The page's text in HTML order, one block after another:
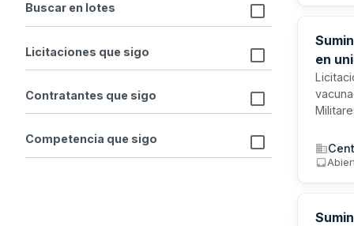
Buscar en lotes
Licitaciones que sigo
Contratantes que sigo
Competencia que sigo
en